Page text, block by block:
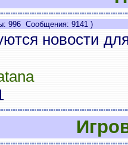
996 Сообщения: 9141 )
новости